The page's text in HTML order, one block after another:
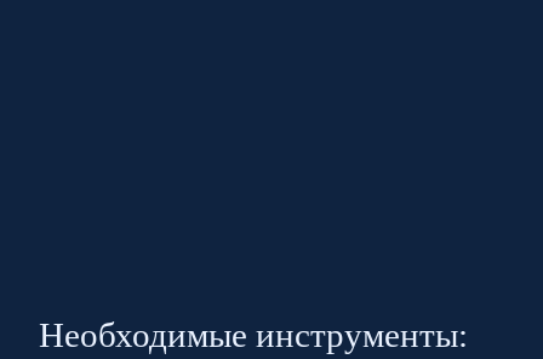
Необходимые инструменты: